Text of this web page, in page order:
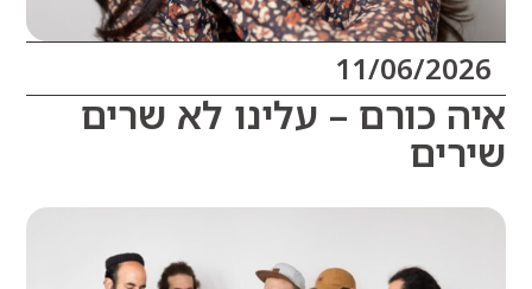
11/06/
כורם – עלינו לא שרים